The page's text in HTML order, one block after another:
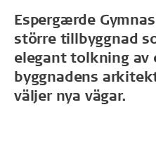
Espergærde
större tillbyggnad
elegant tolkning av
byggnadens
väljer nya vägar.